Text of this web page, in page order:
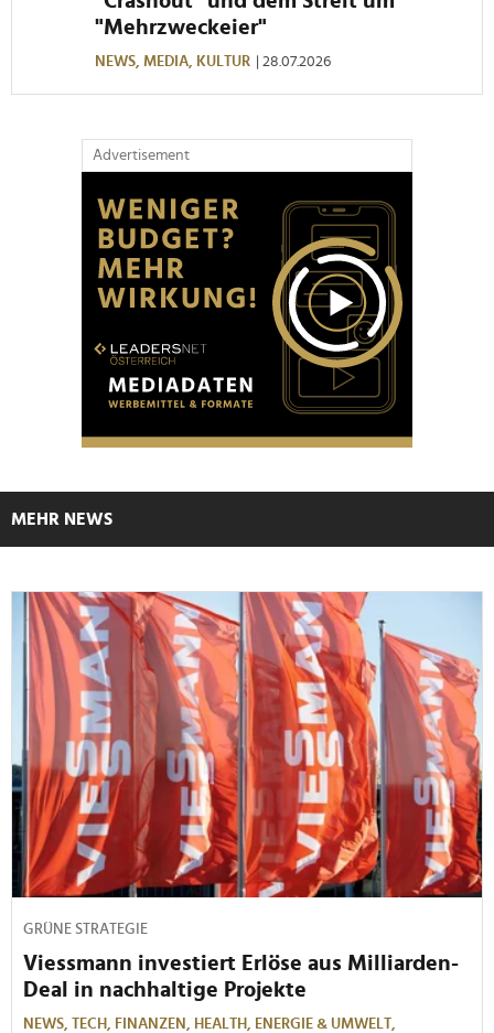
"Mehrzweckeier"
NEWS, MEDIA, KULTUR | 28.07.2026
Advertisement
MEHR NEWS
GRÜNE STRATEGIE
Viessmann investiert Erlöse aus Milliarden-
Deal in nachhaltige Projekte
NEWS, TECH, FINANZEN, HEALTH, ENERGIE & UMWELT,